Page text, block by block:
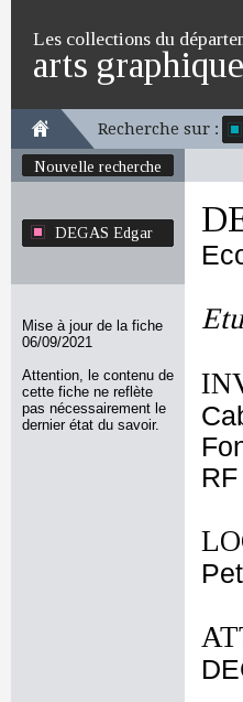
Les collections du
arts
Recherche sur :
Nouvelle recherche
DEGAS Edgar
Mise à jour de la fiche
06/09/2021
Attention, le contenu de
cette fiche ne reflète
pas nécessairement le
dernier état du savoir.